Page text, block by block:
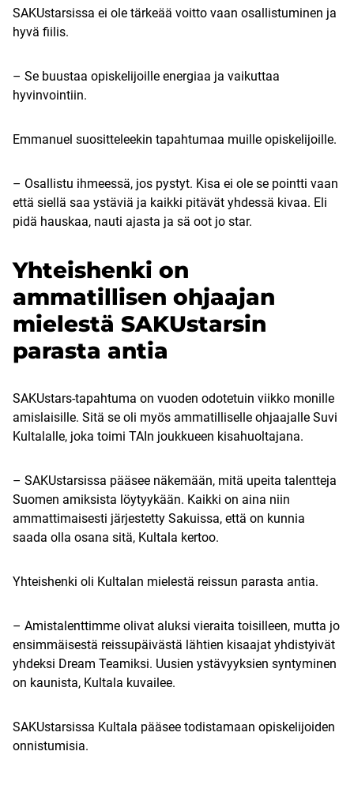
SAKUstarsissa ei ole tärkeää voitto vaan osallistuminen ja
hyvä fiilis.
– Se buustaa opiskelijoille energiaa ja vaikuttaa
hyvinvointiin.
Emmanuel suositteleekin tapahtumaa muille opiskelijoille.
– Osallistu ihmeessä, jos pystyt. Kisa ei ole se pointti vaan
että siellä saa ystäviä ja kaikki pitävät yhdessä kivaa. Eli
pidä hauskaa, nauti ajasta ja sä oot jo star.
Yhteishenki on
ammatillisen ohjaajan
mielestä SAKUstarsin
parasta antia
SAKUstars-tapahtuma on vuoden odotetuin viikko monille
amislaisille. Sitä se oli myös ammatilliselle ohjaajalle Suvi
Kultalalle, joka toimi TAIn joukkueen kisahuoltajana.
– SAKUstarsissa pääsee näkemään, mitä upeita talentteja
Suomen amiksista löytyykään. Kaikki on aina niin
ammattimaisesti järjestetty Sakuissa, että on kunnia
saada olla osana sitä, Kultala kertoo.
Yhteishenki oli Kultalan mielestä reissun parasta antia.
– Amistalenttimme olivat aluksi vieraita toisilleen, mutta jo
ensimmäisestä reissupäivästä lähtien kisaajat yhdistyivät
yhdeksi Dream Teamiksi. Uusien ystävyyksien syntyminen
on kaunista, Kultala kuvailee.
SAKUstarsissa Kultala pääsee todistamaan opiskelijoiden
onnistumisia.